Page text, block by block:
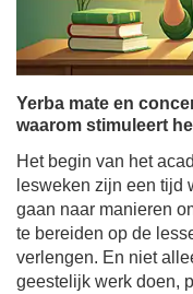
Yerba mate en
waarom stimuleert
lesweken zijn een tijd
gaan naar manieren
te bereiden op de
verlengen. En niet
geestelijk werk doen,
vragen zich vaak af:
als koffie, of werkt het